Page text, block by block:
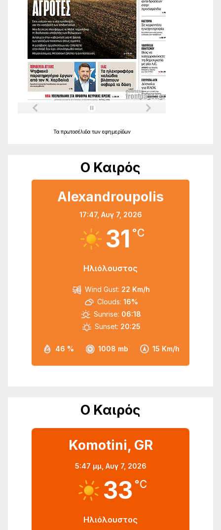
Τα πρωτοσέλιδα των εφημερίδων
Ο Καιρός
Alexandroupolis
17:47, Αυγ 7, 2026
31 °C
Ηλιόλουστος
46 % 1008 mb 15 Km/h
Wind Gust: 22 Km/h
Clouds: 16%
Sunrise: 06:18
Sunset: 20:25
Ο Καιρός
Komotini, GR
5:47 μμ, Αυγ 7, 2026
33 °C
Ηλιόλουστος